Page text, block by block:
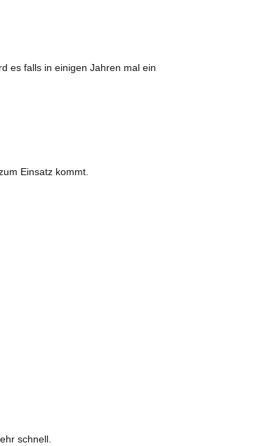
es falls in einigen Jahren mal ein
Einsatz kommt.
schnell.